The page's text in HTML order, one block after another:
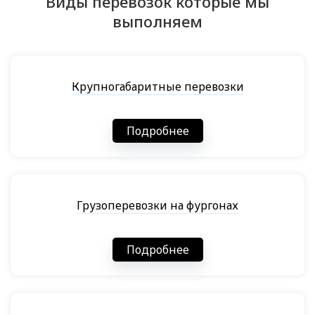
выполняем
Крупногабаритные перевозки
Подробнее
Грузоперевозки на фургонах
Подробнее